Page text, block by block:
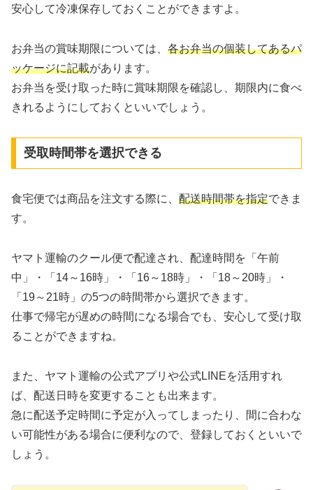
安心して冷凍保存しておくことができますよ。
お弁当の賞味期限については、 各お弁当の個装してあるパ
ッケージに記載があります。
お弁当を受け取った時に賞味期限を確認し、期限内に食べ
きれるようにしておくといいでしょう。
受取時間帯を選択できる
食宅便では商品を注文する際に、 配送時間帯を指定できま
す。
ヤマト運輸のクール便で配達され、配達時間を「午前
中」・「14～16時」・「16～18時」・「18～20時」・
「19～21時」の5つの時間帯から選択できます。
仕事で帰宅が遅めの時間になる場合でも、安心して受け取
ることができますね。
また、ヤマト運輸の公式アプリや公式LINEを活用すれ
ば、配送日時を変更することも出来ます。
急に配送予定時間に予定が入ってしまったり、間に合わな
い可能性がある場合に便利なので、登録しておくといいで
しょう。